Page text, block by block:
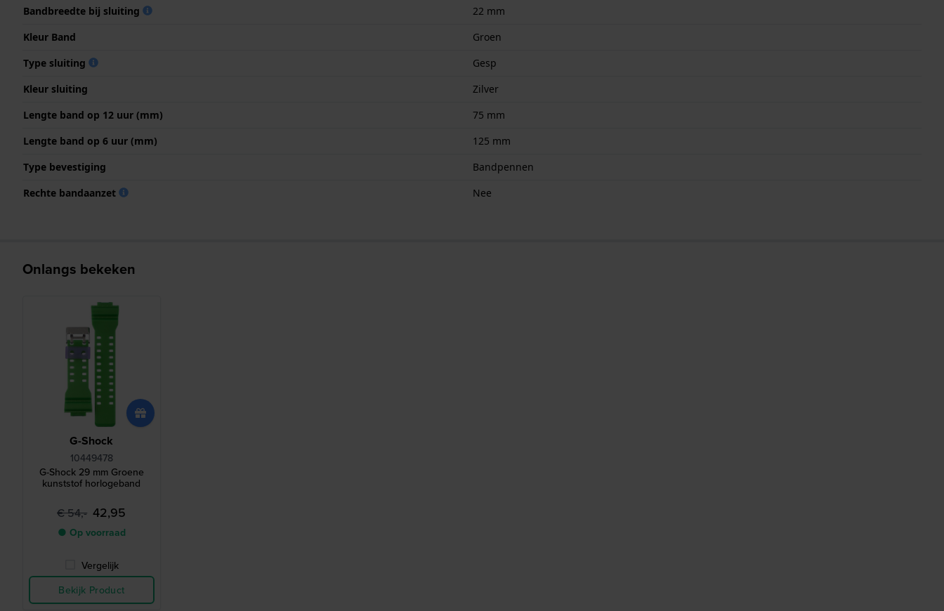
Bandbreedte bij sluiting
22 mm
Kleur Band
Groen
Type sluiting
Gesp
Kleur sluiting
Zilver
Lengte band op 12 uur (mm)
75 mm
Lengte band op 6 uur (mm)
125 mm
Type bevestiging
Bandpennen
Rechte bandaanzet
Nee
Onlangs bekeken
G-Shock
10449478
G-Shock 29 mm Groene
kunststof horlogeband
€ 54,- 42,95
● Op voorraad
Vergelijk
Bekijk Product